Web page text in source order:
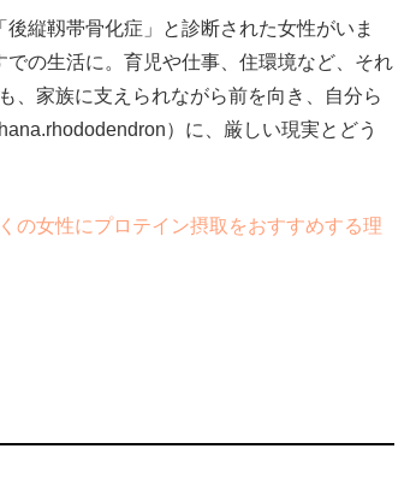
縦靱帯骨化症」と診断された女性がいま
の生活に。育児や仕事、住環境など、それ
、家族に支えられながら前を向き、自分ら
）に、厳しい現実とどう
女性にプロテイン摂取をおすすめする理